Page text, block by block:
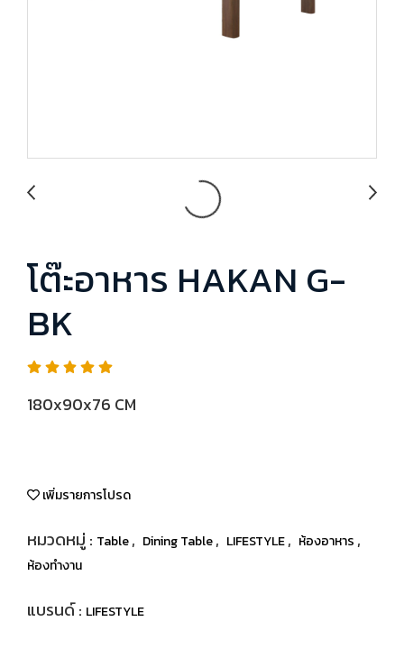
โต๊ะอาหาร HAKAN G-
BK
180x90x76 CM
เพิ่มรายการโปรด
หมวดหมู่ : Table, Dining Table, LIFESTYLE, ห้องอาหาร ,
ห้องทำงาน
แบรนด์ : LIFESTYLE